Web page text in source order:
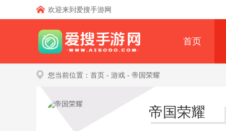
欢迎来到爱搜手游网
首页
您当前位置： 首页 - 游戏 - 帝国荣耀
帝国荣耀